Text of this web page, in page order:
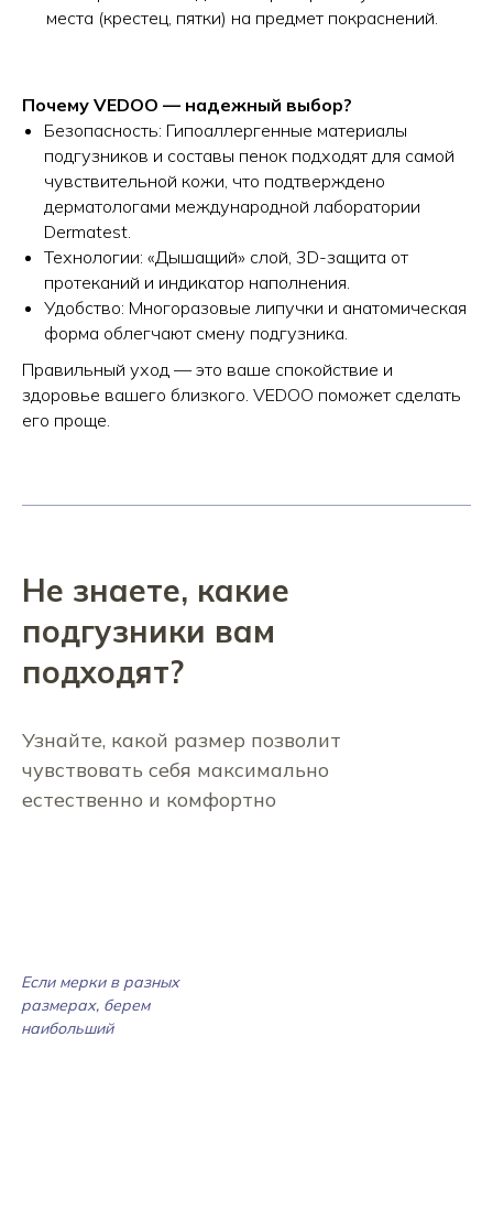
места (крестец, пятки) на предмет покраснений.
Почему VEDOO — надежный выбор?
Безопасность: Гипоаллергенные материалы
подгузников и составы пенок подходят для самой
чувствительной кожи, что подтверждено
дерматологами международной лаборатории
Dermatest.
Технологии: «Дышащий» слой, 3D-защита от
протеканий и индикатор наполнения.
Удобство: Многоразовые липучки и анатомическая
форма облегчают смену подгузника.
Правильный уход — это ваше спокойствие и
здоровье вашего близкого. VEDOO поможет сделать
его проще.
Не знаете, какие
подгузники вам
подходят?
Узнайте, какой размер позволит
чувствовать себя максимально
естественно и комфортно
Если мерки в разных
размерах, берем
наибольший